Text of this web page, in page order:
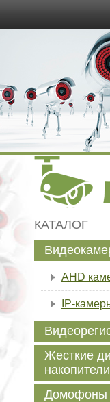
КАТАЛОГ
AHD
IP-
Жесткие
накопители
Домофоны